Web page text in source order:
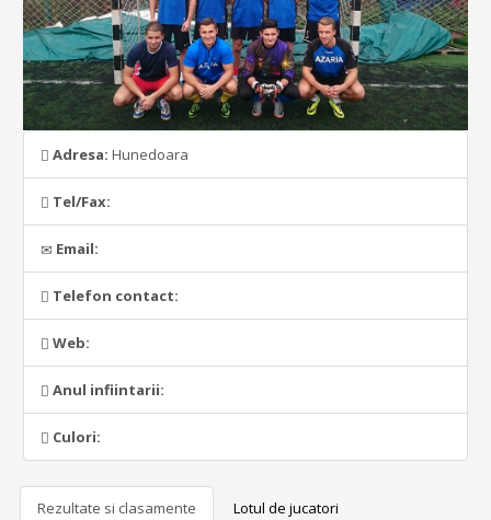
Adresa: Hunedoara
Tel/Fax:
Email:
Telefon contact:
Web:
Anul infiintarii:
Culori:
Rezultate si clasamente Lotul de jucatori